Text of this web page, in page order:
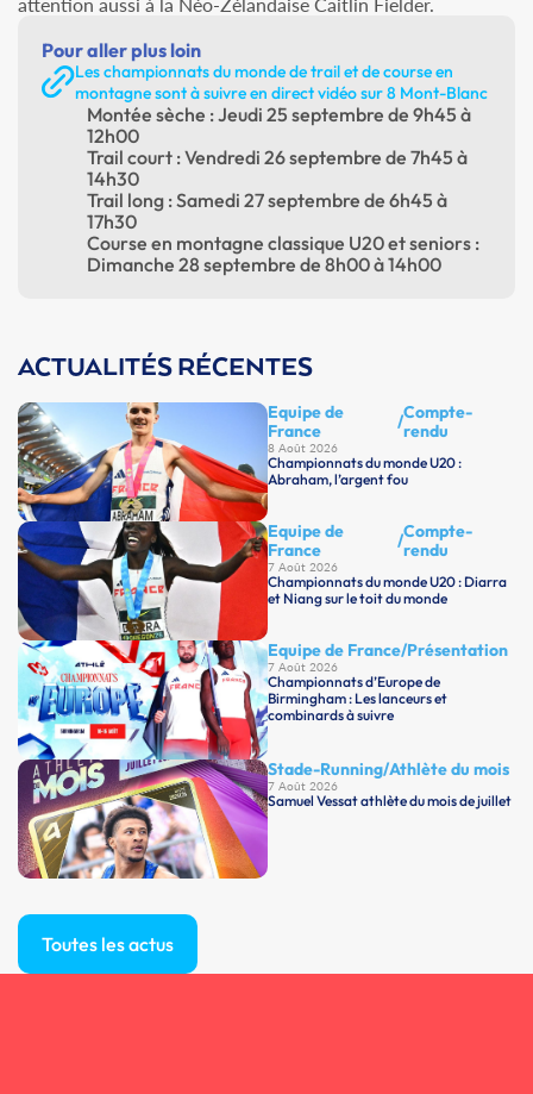
Pour aller plus loin
Les championnats du monde de trail et de course en
montagne sont à suivre en direct vidéo sur 8 Mont-Blanc
Montée sèche : Jeudi 25 septembre de 9h45 à
12h00
Trail court : Vendredi 26 septembre de 7h45 à
14h30
Trail long : Samedi 27 septembre de 6h45 à
17h30
Course en montagne classique U20 et seniors :
Dimanche 28 septembre de 8h00 à 14h00
ACTUALITÉS RÉCENTES
Equipe de
France
/Compte-
rendu
8 Août 2026
Championnats du monde U20 :
Abraham, l’argent fou
Equipe de
France
/Compte-
rendu
7 Août 2026
Championnats du monde U20 : Diarra
et Niang sur le toit du monde
Equipe de France/Présentation
7 Août 2026
Championnats d’Europe de
Birmingham : Les lanceurs et
combinards à suivre
Stade-Running/Athlète du mois
7 Août 2026
Samuel Vessat athlète du mois de juillet
Toutes les actus